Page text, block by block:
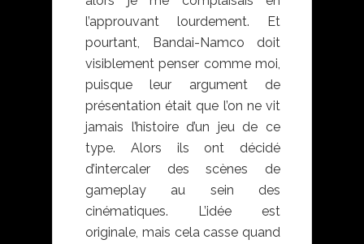
l’approuvant lourdement. Et
pourtant, Bandai-Namco doit
visiblement penser comme moi,
puisque leur argument de
présentation était que l’on ne vit
jamais l’histoire d’un jeu de ce
type. Alors ils ont décidé
d’intercaler des scènes de
gameplay au sein des
cinématiques. L’idée est
originale, mais cela casse quand